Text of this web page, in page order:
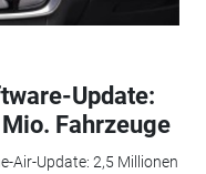
Update:
Fahrzeuge
Air-Update: 2,5 Millionen